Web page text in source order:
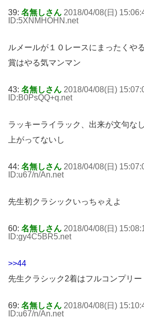
39: 名無しさん 2018/04/08(日)
ID:5XNMHOHN .net
ルメールが１０レースにまったくや
賞はやる気マンマン
43: 名無しさん 2018/04/08(日)
ID:B0PsQQ+q.net
ラッキーライラック、出来が文句な
上がってないし
44: 名無しさん 2018/04/08(日)
ID:u67/n/An.net
先生初クラシックいっちゃえよ
60: 名無しさん 2018/04/08(日)
ID:gy4C5BR5.net
>>44
先生クラシック2着はフルコンプリ
69: 名無しさん 2018/04/08(日)
ID:u67/n/An.net